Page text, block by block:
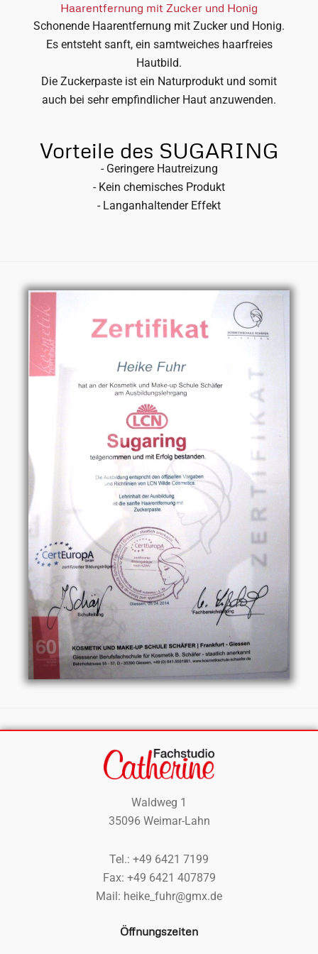
Haarentfernung mit Zucker und Honig
Schonende Haarentfernung mit Zucker und Honig.
Es entsteht sanft, ein samtweiches haarfreies
Hautbild.
Die Zuckerpaste ist ein Naturprodukt und somit
auch bei sehr empfindlicher Haut anzuwenden.
Vorteile des SUGARING
- Geringere Hautreizung
- Kein chemisches Produkt
- Langanhaltender Effekt
Waldweg 1
35096 Weimar-Lahn
Tel.: +49 6421 7199
Fax: +49 6421 407879
Mail: heike_fuhr@gmx.de
Öffnungszeiten